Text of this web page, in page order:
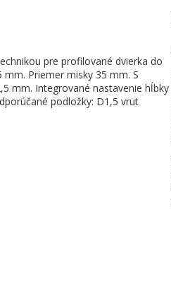
pre profilované dvierka do
Priemer misky 35 mm. S
mm. Integrované nastavenie hĺbky
podložky: D1,5 vrut